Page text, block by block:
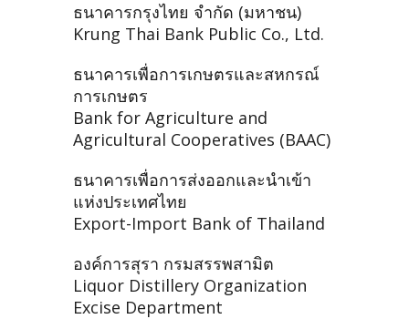
ธนาคารกรุงไทย จำกัด (มหาชน)
Krung Thai Bank Public Co., Ltd.
ธนาคารเพื่อการเกษตรและสหกรณ์
การเกษตร
Bank for Agriculture and
Agricultural Cooperatives (BAAC)
ธนาคารเพื่อการส่งออกและนำเข้า
แห่งประเทศไทย
Export-Import Bank of Thailand
องค์การสุรา กรมสรรพสามิต
Liquor Distillery Organization
Excise Department